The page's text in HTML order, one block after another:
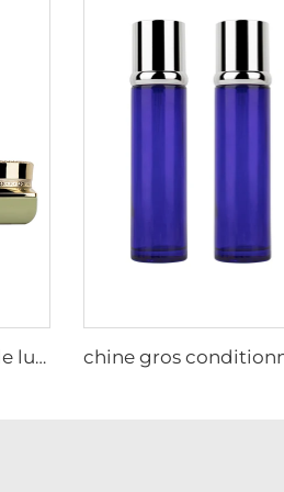
30g 50g 40ml 100ml 120ml Ensemble de luxe carré vide pot à crème soin de la peau et bouteille pompe à lotion contenant en verre emballage cosmétique